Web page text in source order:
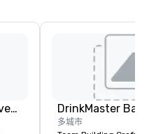
Strayboots - Corporate Events and Team Building Activities
多城市